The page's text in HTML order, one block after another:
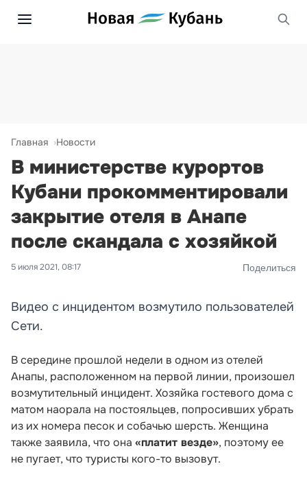
Главная Новости
В министерстве курортов
Кубани прокомментировали
закрытие отеля в Анапе
после скандала с хозяйкой
5 июля 2021, 08:17 Поделиться
Видео с инцидентом возмутило пользователей
Сети.
В середине прошлой недели в одном из отелей
Анапы, расположенном на первой линии, произошел
возмутительный инцидент. Хозяйка гостевого дома с
матом наорала на постояльцев, попросивших убрать
из их номера песок и собачью шерсть. Женщина
также заявила, что она «платит везде», поэтому ее
не пугает, что туристы кого-то вызовут.